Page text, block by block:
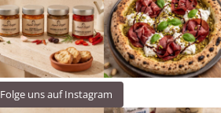
Folge uns auf Instagram